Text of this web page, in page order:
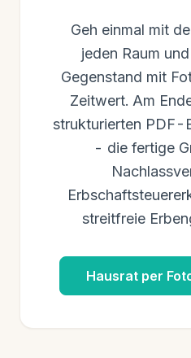
Geh einmal mit
jeden Raum
Gegenstand mit
Zeitwert. Am
strukturierten PDF-
- die fertige
streitfreie
Hausrat per